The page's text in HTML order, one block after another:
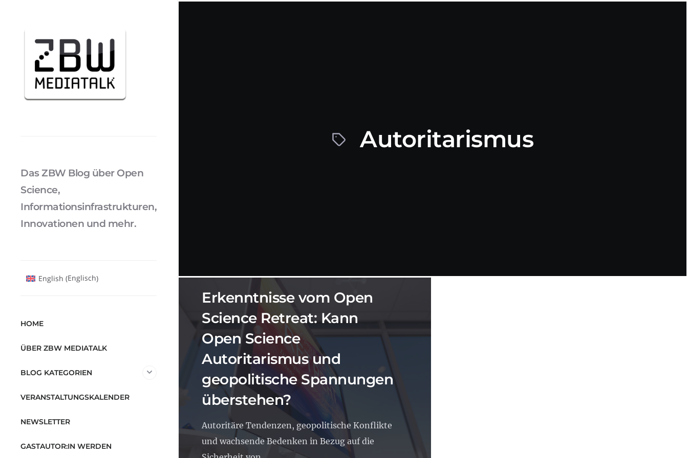
Autoritarismus
Erkenntnisse vom Open
Science Retreat: Kann
Open Science
Autoritarismus und
geopolitische Spannungen
überstehen?
Autoritäre Tendenzen, geopolitische Konflikte
und wachsende Bedenken in Bezug auf die
Das ZBW Blog über Open
Science,
Informationsinfrastrukturen,
Innovationen und mehr.
English (Englisch)
HOME
ÜBER ZBW MEDIATALK
BLOG KATEGORIEN
VERANSTALTUNGSKALENDER
NEWSLETTER
GASTAUTOR:IN WERDEN